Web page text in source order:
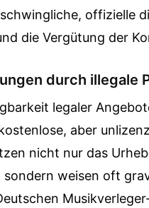
offizielle
die Vergütung der
durch illegale
legaler
aber
nicht nur das
sondern weisen oft